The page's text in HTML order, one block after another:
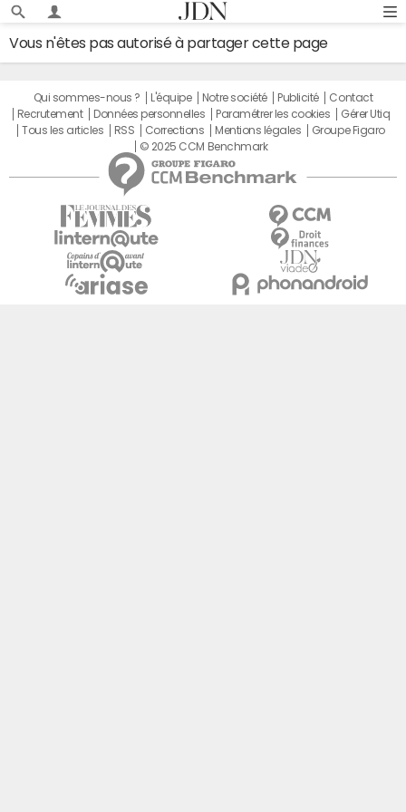
Vous n'êtes pas autorisé à partager cette page
Qui sommes-nous ? L'équipe Notre société Publicité
Contact
Recrutement
Données personnelles Paramétrer les cookies
Gérer Utiq
Tous les articles
RSS Corrections Mentions légales
Groupe Figaro
© 2025 CCM Benchmark